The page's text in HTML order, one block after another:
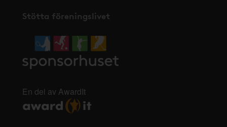
Stötta föreningslivet
En del av AwardIt